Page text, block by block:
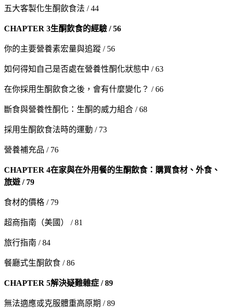
五大客製化生酮飲食法 / 44
CHAPTER 3生酮飲食的經驗 / 56
你的主要營養素宏量與追蹤 / 56
如何得知自己是否處在營養性酮化狀態中 / 63
在你採用生酮飲食之後，會有什麼變化？ / 66
斷食與營養性酮化：生酮的威力組合 / 68
採用生酮飲食法時的運動 / 73
營養補充品 / 76
CHAPTER 4在家與在外用餐的生酮飲食：購買食材、外食、
旅遊 / 79
食材的價格 / 79
超商指南（美國） / 81
旅行指南 / 84
餐廳式生酮飲食 / 86
CHAPTER 5解決疑難雜症 / 89
無法適應或克服體重高原期 / 89